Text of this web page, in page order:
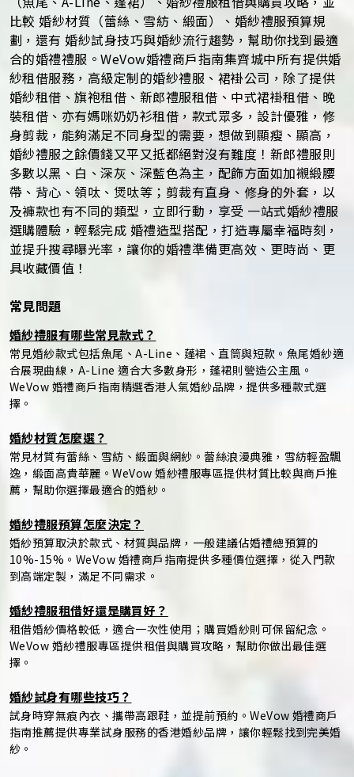
比較 婚紗材質（蕾絲、雪紡、緞面）、婚紗禮服預算規
劃，還有 婚紗試身技巧與婚紗流行趨勢，幫助你找到最適
合的婚禮禮服。WeVow婚禮商戶指南集齊城中所有提供婚
紗租借服務，高級定制的婚紗禮服、裙褂公司，除了提供
婚紗租借、旗袍租借、新郎禮服租借、中式裙褂租借、晚
裝租借、亦有媽咪奶奶衫租借，款式眾多，設計優雅，修
身剪裁，能夠滿足不同身型的需要，想做到顯瘦、顯高，
婚紗禮服之餘價錢又平又抵都絕對沒有難度！新郎禮服則
多數以黑、白、深灰、深藍色為主，配飾方面如加襯緞腰
帶、背心、領呔、煲呔等；剪裁有直身、修身的外套，以
及褲款也有不同的類型，立即行動，享受 一站式婚紗禮服
選購體驗，輕鬆完成 婚禮造型搭配，打造專屬幸福時刻，
並提升搜尋曝光率，讓你的婚禮準備更高效、更時尚、更
具收藏價值！
常見問題
婚紗禮服有哪些常見款式？
常見婚紗款式包括魚尾、A-Line、蓬裙、直筒與短款。魚尾婚紗適
合展現曲線，A-Line 適合大多數身形，蓬裙則營造公主風。
WeVow 婚禮商戶指南精選香港人氣婚紗品牌，提供多種款式選
擇。
婚紗材質怎麼選？
常見材質有蕾絲、雪紡、緞面與網紗。蕾絲浪漫典雅，雪紡輕盈飄
逸，緞面高貴華麗。WeVow 婚紗禮服專區提供材質比較與商戶推
薦，幫助你選擇最適合的婚紗。
婚紗禮服預算怎麼決定？
婚紗預算取決於款式、材質與品牌，一般建議佔婚禮總預算的
10%-15%。WeVow 婚禮商戶指南提供多種價位選擇，從入門款
到高端定製，滿足不同需求。
婚紗禮服租借好還是購買好？
租借婚紗價格較低，適合一次性使用；購買婚紗則可保留紀念。
WeVow 婚紗禮服專區提供租借與購買攻略，幫助你做出最佳選
擇。
婚紗試身有哪些技巧？
試身時穿無痕內衣、攜帶高跟鞋，並提前預約。WeVow 婚禮商戶
指南推薦提供專業試身服務的香港婚紗品牌，讓你輕鬆找到完美婚
紗。